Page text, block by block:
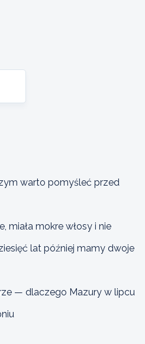
warto pomyśleć przed
miała mokre włosy i nie
lat później mamy dwoje
— dlaczego Mazury w lipcu